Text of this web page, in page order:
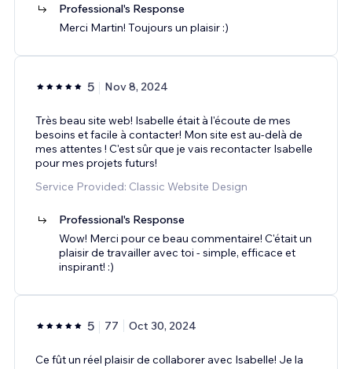
Professional's Response
Merci Martin! Toujours un plaisir :)
5 Nov 8, 2024
Très beau site web! Isabelle était à l'écoute de mes
besoins et facile à contacter! Mon site est au-delà de
mes attentes ! C'est sûr que je vais recontacter Isabelle
pour mes projets futurs!
Service Provided: Classic Website Design
Professional's Response
Wow! Merci pour ce beau commentaire! C'était un
plaisir de travailler avec toi - simple, efficace et
inspirant! :)
5 77 Oct 30, 2024
Ce fût un réel plaisir de collaborer avec Isabelle! Je la